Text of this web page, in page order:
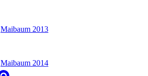
Maibaum 2013
Maibaum 2014